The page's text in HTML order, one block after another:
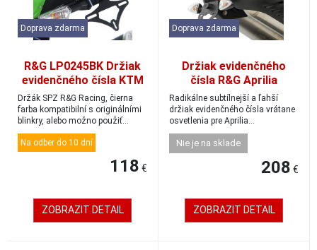
Doprava zdarma
R&G LP0245BK Držiak
evidenčného čísla KTM
790/890R Duke
Držák SPZ R&G Racing, čierna
farba kompatibilní s originálními
blinkry, alebo možno použiť
mini/mikr...
Na odber do 10 dní
118 €
ZOBRAZIT DETAIL
Doprava zdarma
Držiak evidenčného
čísla R&G Aprilia
DORSODURO 750/1200
Radikálne subtílnejší a ľahší
držiak evidenčného čísla vrátane
osvetlenia pre Aprilia
DORSODURO 750/...
Nie je na sklade
208 €
ZOBRAZIT DETAIL